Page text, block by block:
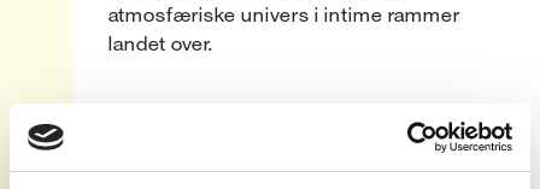
atmosfæriske univers i intime rammer
landet over.
Mona Moroni har på kort tid skabt sig et